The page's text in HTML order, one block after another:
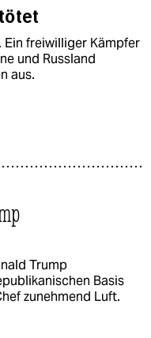
freiwilliger Kämpfer
und Russland
aus.
Trump
Basis
zunehmend Luft.